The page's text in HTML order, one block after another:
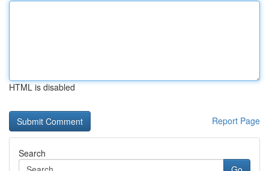
HTML is disabled
Report Page
Search